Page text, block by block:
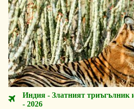
Индия - Златният триъгълник
- 2026